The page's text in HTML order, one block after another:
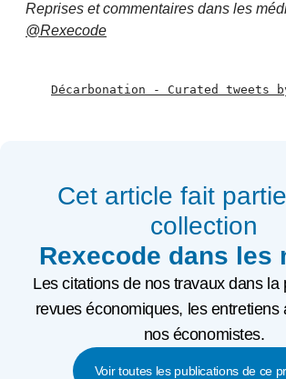
Reprises et commentaires dans les
@Rexecode
Décarbonation - Curated tweets
Cet article fait
collection
Rexecode dans les
Les citations de nos travaux dans la
revues économiques, les entretiens
nos économistes.
Voir toutes les publications de ce